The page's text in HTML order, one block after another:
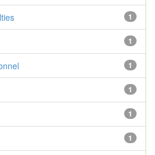
1
1
1
1
1
1